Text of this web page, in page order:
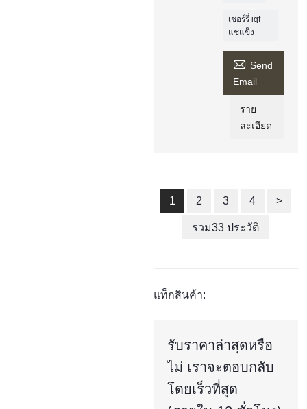
เชอร์รี่ iqf
แช่แข็ง
 Send
Email
ราย
ละเอียด
1 2 3 4 >
รวม33 ประวัติ
แท็กสินค้า:
รับราคาล่าสุดหรือ
ไม่ เราจะตอบกลับ
โดยเร็วที่สุด